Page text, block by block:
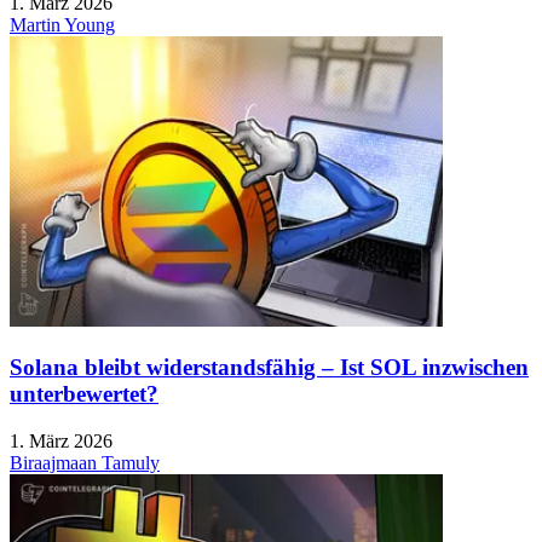
Martin Young
Solana bleibt widerstandsfähig – Ist SOL inzwischen
unterbewertet?
1. März 2026
Biraajmaan Tamuly